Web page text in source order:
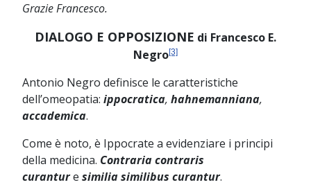
Grazie Francesco.
DIALOGO E OPPOSIZIONE di Francesco E.
Negro[3]
Antonio Negro definisce le caratteristiche
dell’omeopatia: ippocratica, hahnemanniana,
accademica.
Come è noto, è Ippocrate a evidenziare i principi
della medicina. Contraria contraris
curanture similia similibus curantur.